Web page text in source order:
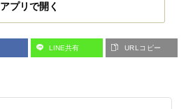
アプリで開く
LINE共有 URLコピー